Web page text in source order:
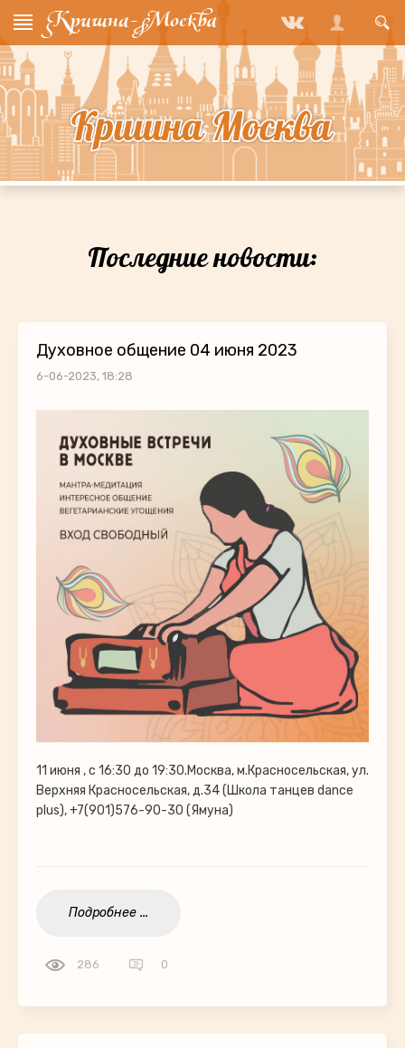
Последние новости:
Духовное общение 04 июня 2023
6-06-2023, 18:28
11 июня , с 16:30 до 19:30.Москва, м.Красносельская, ул.
Верхняя Красносельская, д.34 (Школа танцев dance
plus), +7(901)576-90-30 (Ямуна)
Подробнее ...
286 0